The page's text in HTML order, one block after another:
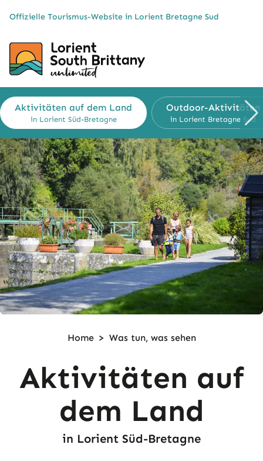
Offizielle Tourismus-Website in Lorient Bretagne Sud
Aktivitäten auf dem Land
in Lorient Süd-Bretagne
Outdoor-Aktivitäten
in Lorient Bretagne Sud
Home > Was tun, was sehen
Aktivitäten auf
dem Land
in Lorient Süd-Bretagne